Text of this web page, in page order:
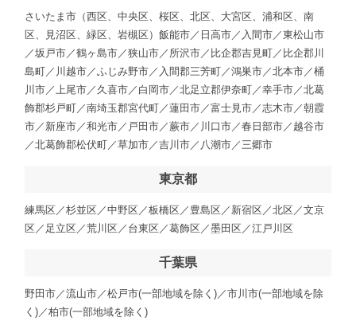
さいたま市（西区、中央区、桜区、北区、大宮区、浦和区、南
区、見沼区、緑区、岩槻区）飯能市／日高市／入間市／東松山市
／坂戸市／鶴ヶ島市／狭山市／所沢市／比企郡吉見町／比企郡川
島町／川越市／ふじみ野市／入間郡三芳町／鴻巣市／北本市／桶
川市／上尾市／久喜市／白岡市／北足立郡伊奈町／幸手市／北葛
飾郡杉戸町／南埼玉郡宮代町／蓮田市／富士見市／志木市／朝霞
市／新座市／和光市／戸田市／蕨市／川口市／春日部市／越谷市
／北葛飾郡松伏町／草加市／吉川市／八潮市／三郷市
東京都
練馬区／杉並区／中野区／板橋区／豊島区／新宿区／北区／文京
区／足立区／荒川区／台東区／葛飾区／墨田区／江戸川区
千葉県
野田市／流山市／松戸市(一部地域を除く)／市川市(一部地域を除
く)／柏市(一部地域を除く)